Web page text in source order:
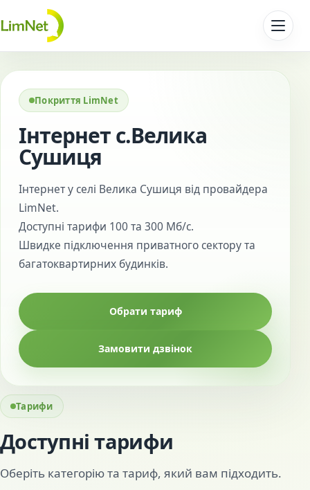
Перейти до контенту
Покриття LimNet
Інтернет с.Велика
Сушиця
Інтернет у селі Велика Сушиця від провайдера
LimNet.
Доступні тарифи 100 та 300 Мб/с.
Швидке підключення приватного сектору та
багатоквартирних будинків.
Обрати тариф
Замовити дзвінок
Тарифи
Доступні тарифи
Оберіть категорію та тариф, який вам підходить.